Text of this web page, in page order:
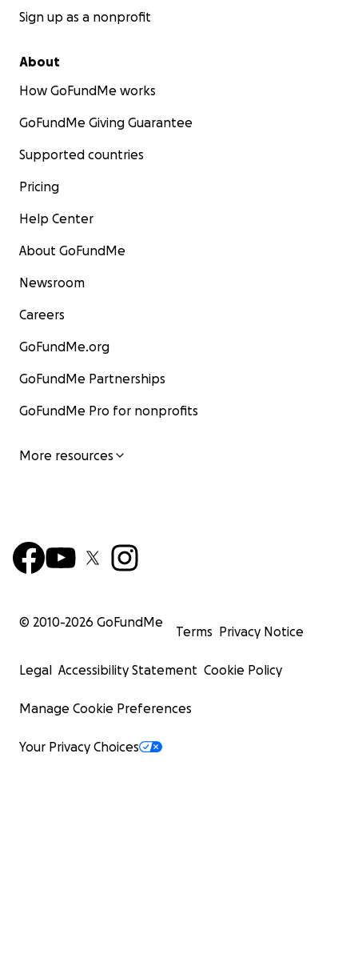
Sign up as a nonprofit
About
How GoFundMe works
GoFundMe Giving Guarantee
Supported countries
Pricing
Help Center
About GoFundMe
Newsroom
Careers
GoFundMe.org
GoFundMe Partnerships
GoFundMe Pro for nonprofits
More resources
© 2010-2026 GoFundMe
Terms Privacy Notice
Legal Accessibility Statement Cookie Policy
Manage Cookie Preferences
Your Privacy Choices